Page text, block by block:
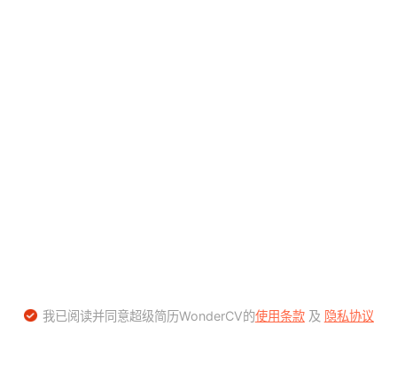
我已阅读并同意超级简历WonderCV的使用条款及 隐私协议